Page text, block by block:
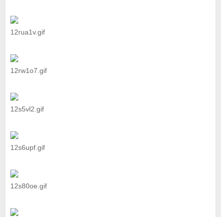
12rua1v.gif
12rw1o7.gif
12s5vl2.gif
12s6upf.gif
12s80oe.gif